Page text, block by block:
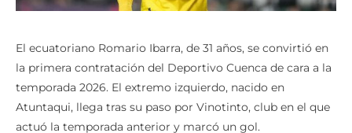
El ecuatoriano Romario Ibarra, de 31 años, se convirtió en
la primera contratación del Deportivo Cuenca de cara a la
temporada 2026. El extremo izquierdo, nacido en
Atuntaqui, llega tras su paso por Vinotinto, club en el que
actuó la temporada anterior y marcó un gol.